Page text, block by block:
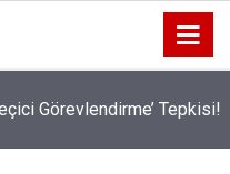
Şikayetini Hafife Almayın!